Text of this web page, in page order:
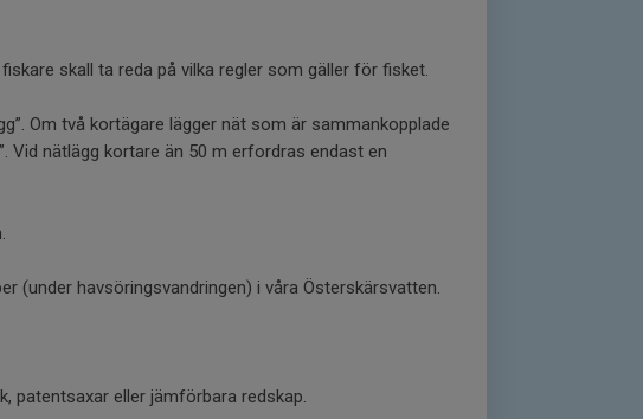
skall ta reda på vilka regler som gäller för fisket.
Om två kortägare lägger nät som är sammankopplade
Vid nätlägg kortare än 50 m erfordras endast en
(under havsöringsvandringen) i våra Österskärsvatten.
patentsaxar eller jämförbara redskap.